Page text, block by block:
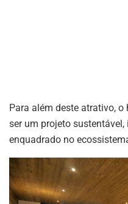
Para além deste atrativo,
ser um projeto
enquadrado no